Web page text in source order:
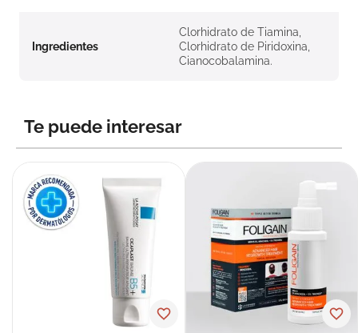
Ingredientes
Clorhidrato de Tiamina,
Clorhidrato de Piridoxina,
Cianocobalamina.
Te puede interesar